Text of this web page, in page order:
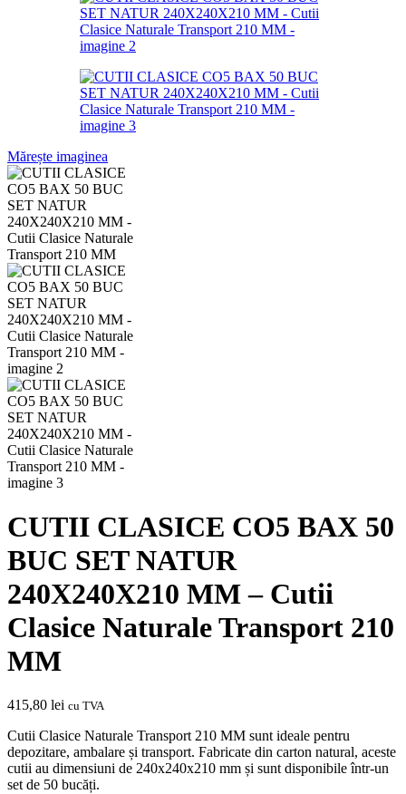
Mărește imaginea
CUTII CLASICE CO5 BAX 50
BUC SET NATUR
240X240X210 MM – Cutii
Clasice Naturale Transport 210
MM
415,80 lei cu TVA
Cutii Clasice Naturale Transport 210 MM sunt ideale pentru
depozitare, ambalare și transport. Fabricate din carton natural, aceste
cutii au dimensiuni de 240x240x210 mm și sunt disponibile într-un
set de 50 bucăți.